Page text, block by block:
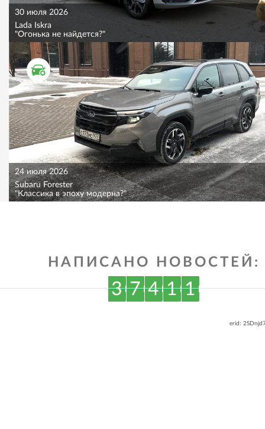
30 июля 2026
Lada Iskra
"Огонька не найдется?"
ТЕСТ ДРАЙВ
24 июля 2026
Subaru Forester
"Классика в эпоху модерна?"
НАПИСАНО НОВОСТЕЙ:
3 7 4 1 1
erid: